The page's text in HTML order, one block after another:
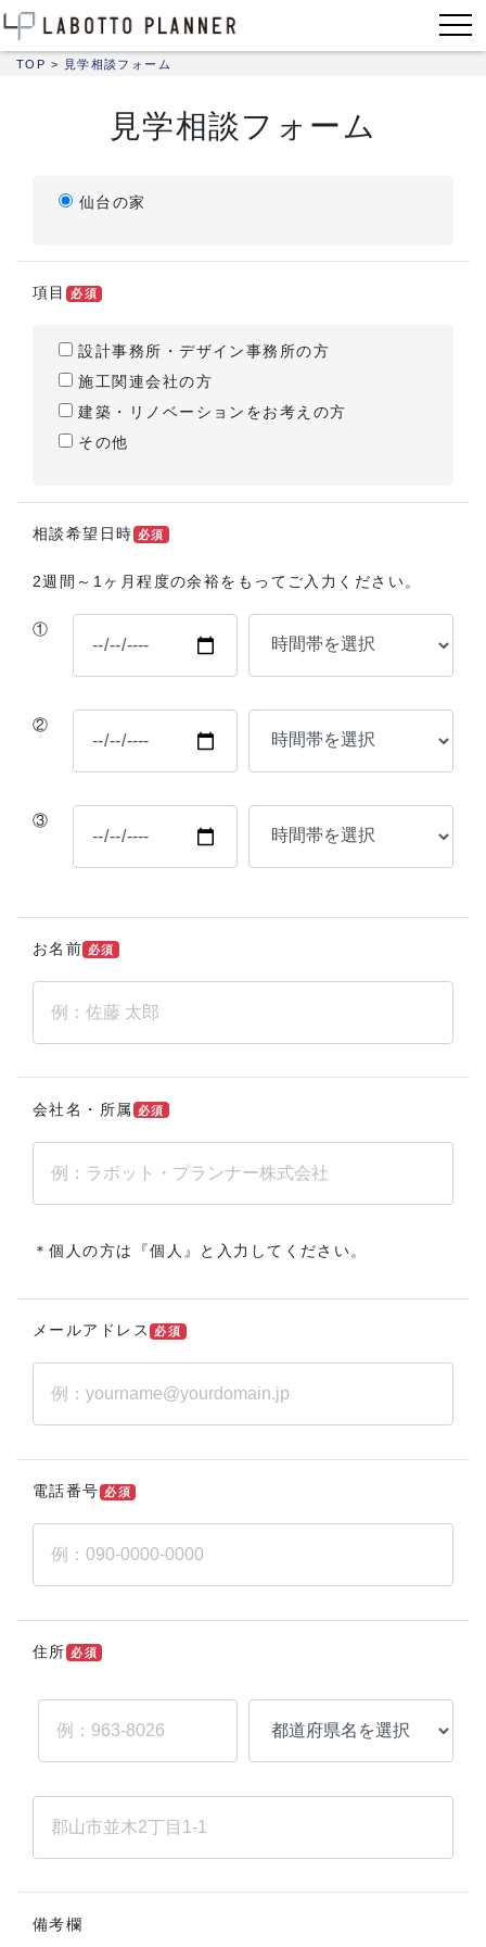
TOP > 見学相談フォーム
見学相談フォーム
仙台の家
項目 必須
設計事務所・デザイン事務所の方
施工関連会社の方
建築・リノベーションをお考えの方
その他
相談希望日時 必須
2週間～1ヶ月程度の余裕をもってご入力ください。
①
②
③
お名前 必須
会社名・所属 必須
＊個人の方は『個人』と入力してください。
メールアドレス 必須
電話番号 必須
住所 必須
備考欄